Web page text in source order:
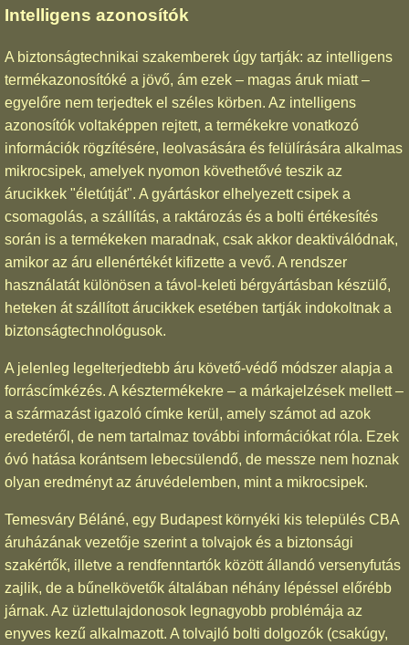
Intelligens azonosítók
A biztonságtechnikai szakemberek úgy tartják: az intelligens
termékazonosítóké a jövő, ám ezek – magas áruk miatt –
egyelőre nem terjedtek el széles körben. Az intelligens
azonosítók voltaképpen rejtett, a termékekre vonatkozó
információk rögzítésére, leolvasására és felülírására alkalmas
mikrocsipek, amelyek nyomon követhetővé teszik az
árucikkek "életútját". A gyártáskor elhelyezett csipek a
csomagolás, a szállítás, a raktározás és a bolti értékesítés
során is a termékeken maradnak, csak akkor deaktiválódnak,
amikor az áru ellenértékét kifizette a vevő. A rendszer
használatát különösen a távol-keleti bérgyártásban készülő,
heteken át szállított árucikkek esetében tartják indokoltnak a
biztonságtechnológusok.
A jelenleg legelterjedtebb áru követő-védő módszer alapja a
forráscímkézés. A késztermékekre – a márkajelzések mellett –
a származást igazoló címke kerül, amely számot ad azok
eredetéről, de nem tartalmaz további információkat róla. Ezek
óvó hatása korántsem lebecsülendő, de messze nem hoznak
olyan eredményt az áruvédelemben, mint a mikrocsipek.
Temesváry Béláné, egy Budapest környéki kis település CBA
áruházának vezetője szerint a tolvajok és a biztonsági
szakértők, illetve a rendfenntartók között állandó versenyfutás
zajlik, de a bűnelkövetők általában néhány lépéssel előrébb
járnak. Az üzlettulajdonosok legnagyobb problémája az
enyves kezű alkalmazott. A tolvajló bolti dolgozók (csakúgy,